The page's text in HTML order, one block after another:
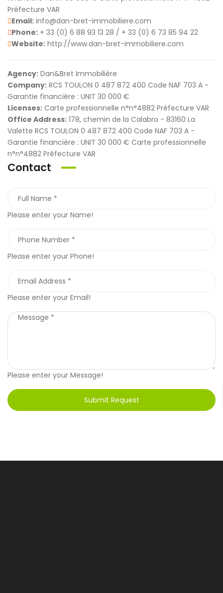
Préfecture VAR
Email: info@dan-bret-immobiliere.com
Phone: + 33 (0) 6 88 93 13 28 / + 33 (0) 6 73 85 94 22
Website: http://www.dan-bret-immobiliere.com
Agency: Dan&Bret Immobilière
Company: RCS TOULON 0 487 872 400 Code NAF 703 A -
Garantie financière : UNIT 30 000 €
Licenses: Carte professionnelle n°n°4882 Préfecture VAR
Office Address: 178, chemin de la Calabro - 83160 La
Valette RCS TOULON 0 487 872 400 Code NAF 703 A -
Garantie financière : UNIT 30 000 € Carte professionnelle
n°n°4882 Préfecture VAR
Contact
Please enter your Name!
Please enter your Phone!
Please enter your Email!
Please enter your Message!
Submit Request